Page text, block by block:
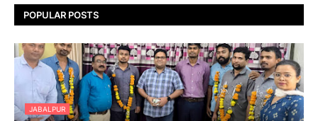
POPULAR POSTS
JABALPUR